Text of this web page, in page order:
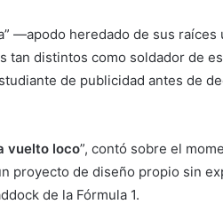
—apodo heredado de sus
tan distintos como soldador de
de publicidad antes de
vuelto loco”, contó sobre el
proyecto de diseño propio sin
de la Fórmula 1.